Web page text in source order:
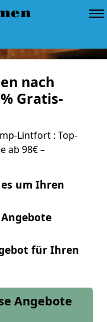
nach
Gratis-
Lintfort : Top-
ab 98€ –
um Ihren
für Ihren
Angebote